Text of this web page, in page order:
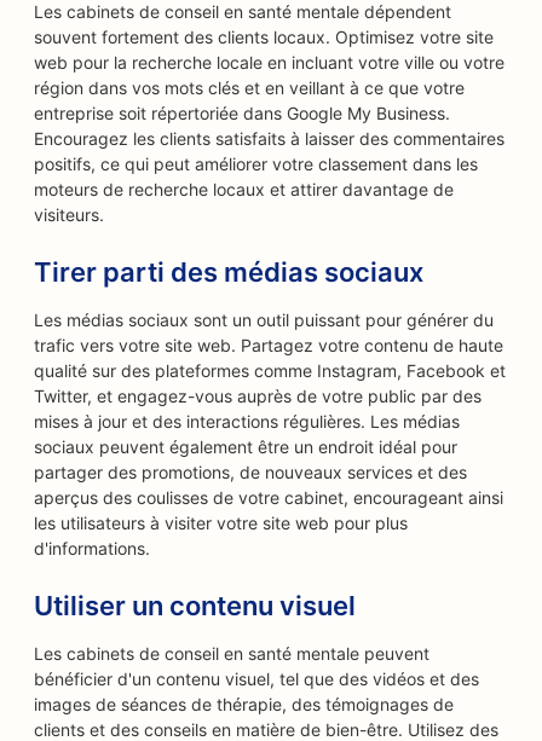
Les cabinets de conseil en santé mentale dépendent
souvent fortement des clients locaux. Optimisez votre site
web pour la recherche locale en incluant votre ville ou votre
région dans vos mots clés et en veillant à ce que votre
entreprise soit répertoriée dans Google My Business.
Encouragez les clients satisfaits à laisser des commentaires
positifs, ce qui peut améliorer votre classement dans les
moteurs de recherche locaux et attirer davantage de
visiteurs.
Tirer parti des médias sociaux
Les médias sociaux sont un outil puissant pour générer du
trafic vers votre site web. Partagez votre contenu de haute
qualité sur des plateformes comme Instagram, Facebook et
Twitter, et engagez-vous auprès de votre public par des
mises à jour et des interactions régulières. Les médias
sociaux peuvent également être un endroit idéal pour
partager des promotions, de nouveaux services et des
aperçus des coulisses de votre cabinet, encourageant ainsi
les utilisateurs à visiter votre site web pour plus
d'informations.
Utiliser un contenu visuel
Les cabinets de conseil en santé mentale peuvent
bénéficier d'un contenu visuel, tel que des vidéos et des
images de séances de thérapie, des témoignages de
clients et des conseils en matière de bien-être. Utilisez des